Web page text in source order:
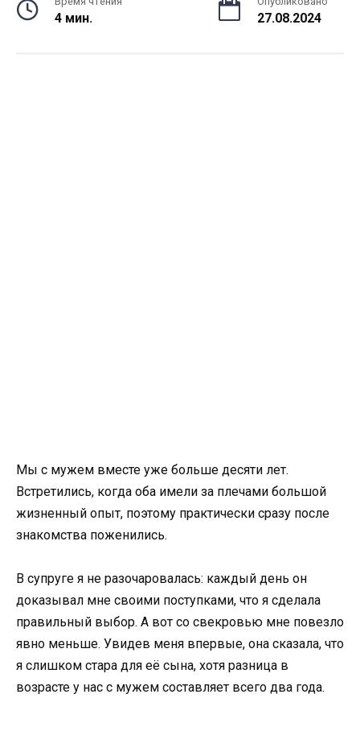
4 мин. 27.08.2024
Мы с мужем вместе уже больше десяти лет.
Встретились, когда оба имели за плечами большой
жизненный опыт, поэтому практически сразу после
знакомства поженились.
В супруге я не разочаровалась: каждый день он
доказывал мне своими поступками, что я сделала
правильный выбор. А вот со свекровью мне повезло
явно меньше. Увидев меня впервые, она сказала, что
я слишком стара для её сына, хотя разница в
возрасте у нас с мужем составляет всего два года.